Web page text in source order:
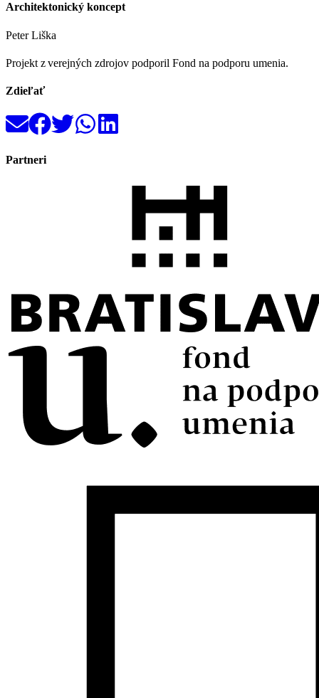
Architektonický koncept
Peter Liška
Projekt z verejných zdrojov podporil Fond na podporu umenia.
Zdieľať
Partneri